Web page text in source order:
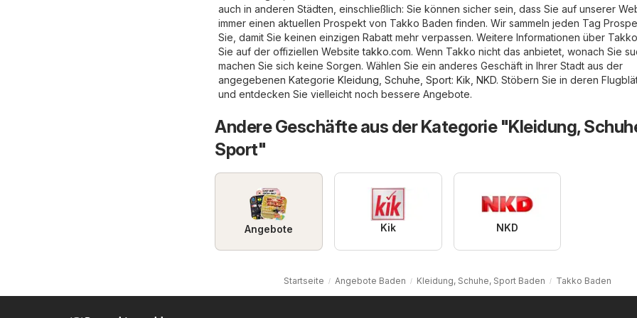
auch in anderen Städten, einschließlich: Sie können sicher sein, dass Sie auf unserer
immer einen aktuellen Prospekt von Takko Baden finden. Wir sammeln jeden Tag
Sie, damit Sie keinen einzigen Rabatt mehr verpassen. Weitere Informationen über
Sie auf der offiziellen Websitetakko.com. Wenn Takko nicht das anbietet, wonach Sie
machen Sie sich keine Sorgen. Wählen Sie ein anderes Geschäft in Ihrer Stadt aus der
angegebenen Kategorie Kleidung, Schuhe, Sport: Kik NKD. Stöbern Sie in deren
und entdecken Sie vielleicht noch bessere Angebote.
Andere Geschäfte aus der Kategorie "Kleidung,
Sport"
Angebote Kik NKD
Startseite Angebote Baden Kleidung, Schuhe, Sport Baden Takko Baden